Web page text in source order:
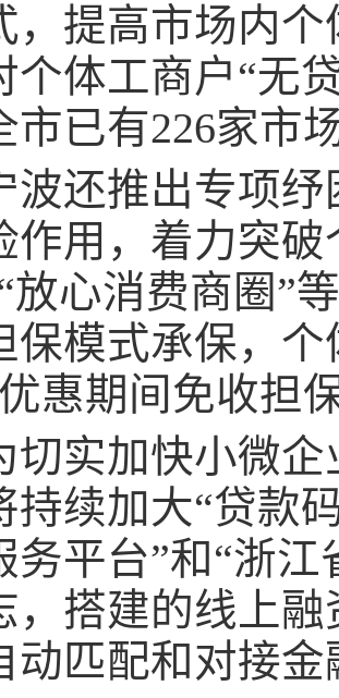
，提高市场内
个体工商户“无
市已有226家市
推出专项纾
作用，着力突
放心消费商圈”
保模式承保，
惠期间免收担
加快小微企
持续加大“贷款
务平台”和“浙
，搭建的线上
动匹配和对接金